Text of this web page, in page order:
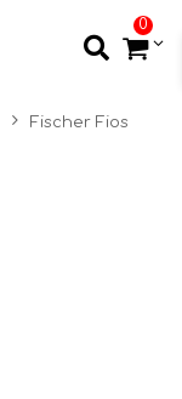
0
Fischer Fios